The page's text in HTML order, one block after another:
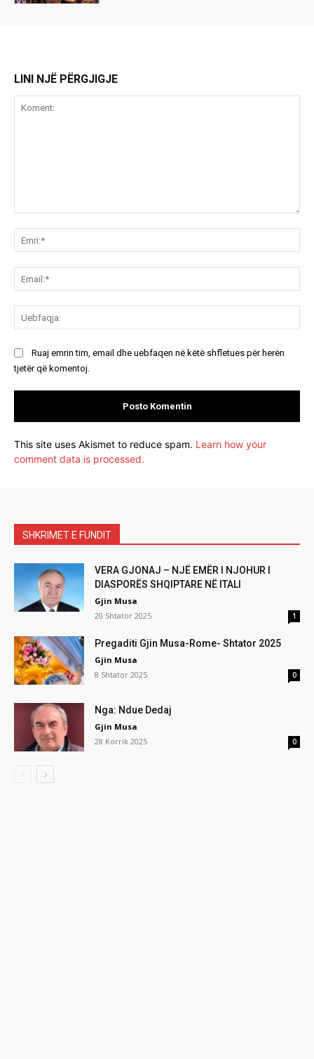
LINI NJË PËRGJIGJE
Ruaj emrin tim, email dhe uebfaqen në këtë shfletues për herën
tjetër që komentoj.
This site uses Akismet to reduce spam. Learn how your
comment data is processed.
SHKRIMET E FUNDIT
VERA GJONAJ – NJË EMËR I NJOHUR I
DIASPORËS SHQIPTARE NË ITALI
Gjin Musa
20 Shtator 2025
1
Pregaditi Gjin Musa-Rome- Shtator 2025
Gjin Musa
8 Shtator 2025
0
Nga: Ndue Dedaj
Gjin Musa
28 Korrik 2025
0